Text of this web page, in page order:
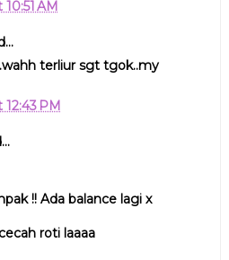
AM
terliur sgt tgok..my
12:43 PM
!! Ada balance lagi x
roti laaaa